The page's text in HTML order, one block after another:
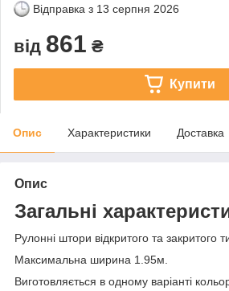
Відправка з 13 серпня 2026
від 861 ₴
Купити
Опис Характеристики Доставка
Опис
Загальні
Рулонні штори відкритого та закритого
Максимальна ширина 1.95м.
Виготовляється в одному варіанті